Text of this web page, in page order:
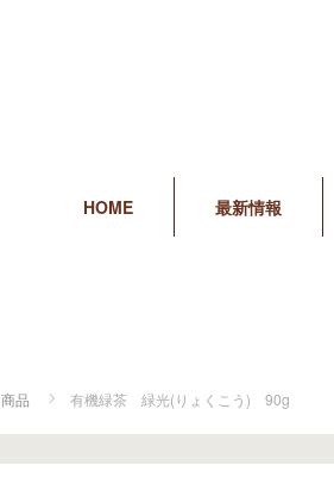
HOME 最新情報
商品 有機緑茶 緑光(りょくこう) 90g